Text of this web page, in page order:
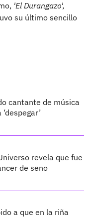
'El Durangazo',
su último sencillo
cantante de música
revela que fue
de seno
a que en la riña